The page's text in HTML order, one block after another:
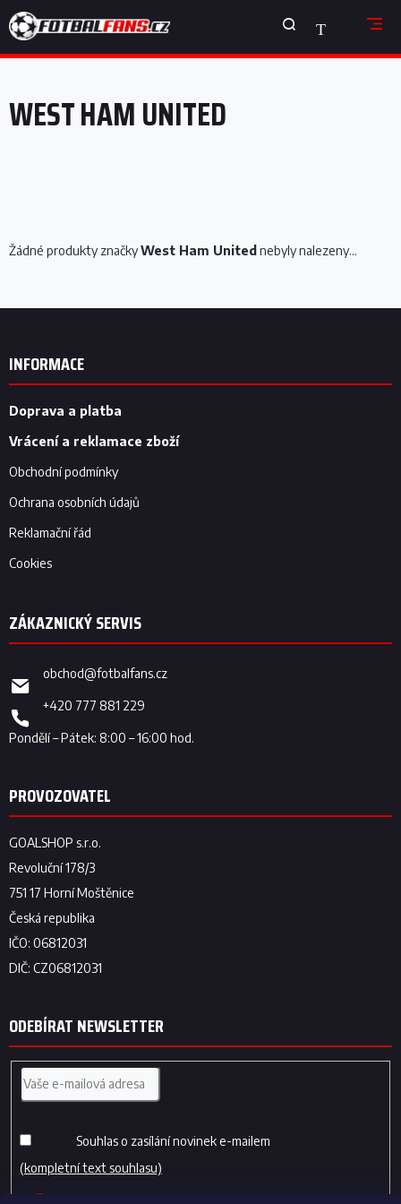
na
obsah
NÁKUPNÍ
KOŠÍK
WEST HAM UNITED
Žádné produkty značkyWest Ham United nebyly nalezeny...
Z
INFORMACE
Doprava a platba
Vrácení a reklamace zboží
Obchodní podmínky
Ochrana osobních údajů
Reklamační řád
Cookies
obchod@fotbalfans.cz
+420 777 881 229
ODEBÍRAT NEWSLETTER
Souhlas o zasílání novinek e-mailem
(kompletní text souhlasu)